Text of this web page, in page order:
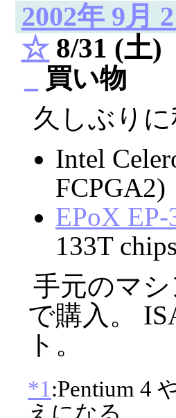
2002年 9月
☆8/31 (土)
買い物
久しぶり
Intel
FCPGA2)
EPoX
133T
手元のマ
で購入。
ト。
*1 :Pentium 4